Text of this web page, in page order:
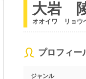
大岩
オオイワ リョウ
プロフィー
ジャンル